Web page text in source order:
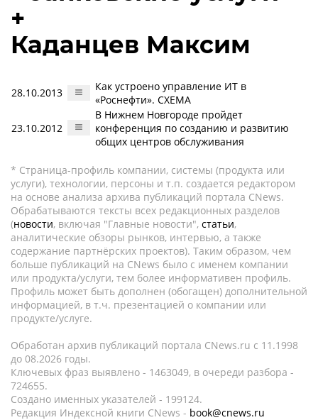
+
Каданцев Максим
28.10.2013
Как устроено управление ИТ в
«Роснефти». СХЕМА
23.10.2012
В Нижнем Новгороде пройдет
конференция по созданию и развитию
общих центров обслуживания
* Страница-профиль компании, системы (продукта или
услуги), технологии, персоны и т.п. создается редактором
на основе анализа архива публикаций портала CNews.
Обрабатываются тексты всех редакционных разделов
(новости, включая "Главные новости", статьи,
аналитические обзоры рынков, интервью, а также
содержание партнёрских проектов). Таким образом, чем
больше публикаций на CNews было с именем компании
или продукта/услуги, тем более информативен профиль.
Профиль может быть дополнен (обогащен) дополнительной
информацией, в т.ч. презентацией о компании или
продукте/услуге.
Обработан архив публикаций портала CNews.ru c 11.1998
до 08.2026 годы.
Ключевых фраз выявлено - 1463049, в очереди разбора -
724655.
Создано именных указателей - 199124.
Редакция Индексной книги CNews - book@cnews.ru